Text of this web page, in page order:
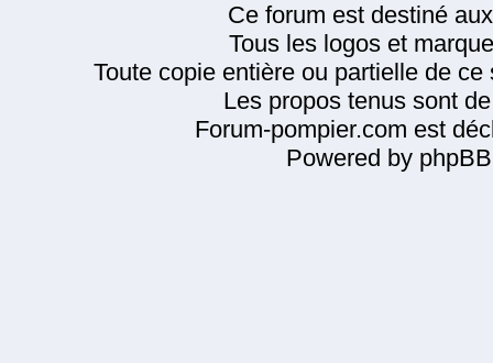
Ce forum est destiné
Tous les logos et
Toute copie entière ou partielle de
Les propos tenus sont
Forum-pompier.com est
Powered by